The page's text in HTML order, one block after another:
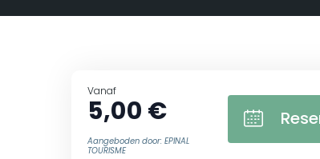
Vanaf
5,00 €
Aangeboden door: EPINAL
TOURISME